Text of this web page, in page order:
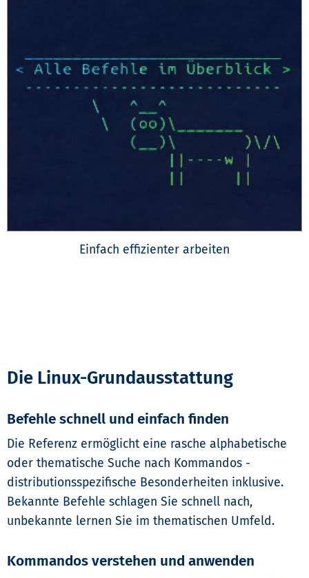
Einfach effizienter arbeiten
Die Linux-Grundausstattung
Befehle schnell und einfach finden
Die Referenz ermöglicht eine rasche alphabetische
oder thematische Suche nach Kommandos -
distributionsspezifische Besonderheiten inklusive.
Bekannte Befehle schlagen Sie schnell nach,
unbekannte lernen Sie im thematischen Umfeld.
Kommandos verstehen und anwenden